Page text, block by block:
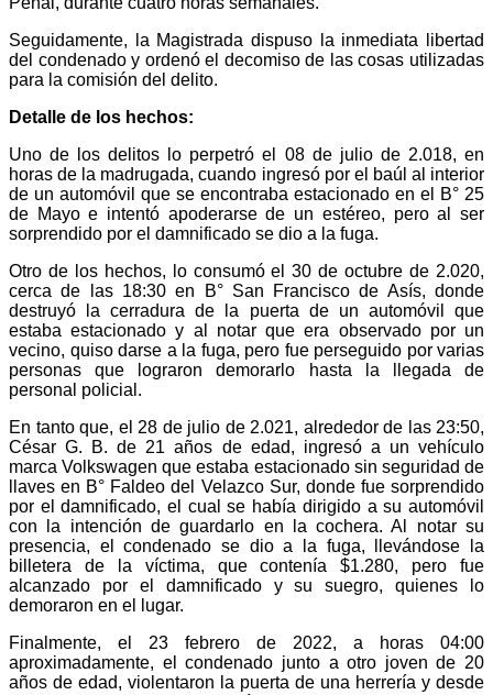
Seguidamente, la Magistrada dispuso la inmediata libertad
del condenado y ordenó el decomiso de las cosas utilizadas
para la comisión del delito.
Detalle de los hechos:
Uno de los delitos lo perpetró el 08 de julio de 2.018, en
horas de la madrugada, cuando ingresó por el baúl al interior
de un automóvil que se encontraba estacionado en el B° 25
de Mayo e intentó apoderarse de un estéreo, pero al ser
sorprendido por el damnificado se dio a la fuga.
Otro de los hechos, lo consumó el 30 de octubre de 2.020,
cerca de las 18:30 en B° San Francisco de Asís, donde
destruyó la cerradura de la puerta de un automóvil que
estaba estacionado y al notar que era observado por un
vecino, quiso darse a la fuga, pero fue perseguido por varias
personas que lograron demorarlo hasta la llegada de
personal policial.
En tanto que, el 28 de julio de 2.021, alrededor de las 23:50,
César G. B. de 21 años de edad, ingresó a un vehículo
marca Volkswagen que estaba estacionado sin seguridad de
llaves en B° Faldeo del Velazco Sur, donde fue sorprendido
por el damnificado, el cual se había dirigido a su automóvil
con la intención de guardarlo en la cochera. Al notar su
presencia, el condenado se dio a la fuga, llevándose la
billetera de la víctima, que contenía $1.280, pero fue
alcanzado por el damnificado y su suegro, quienes lo
demoraron en el lugar.
Finalmente, el 23 febrero de 2022, a horas 04:00
aproximadamente, el condenado junto a otro joven de 20
años de edad, violentaron la puerta de una herrería y desde